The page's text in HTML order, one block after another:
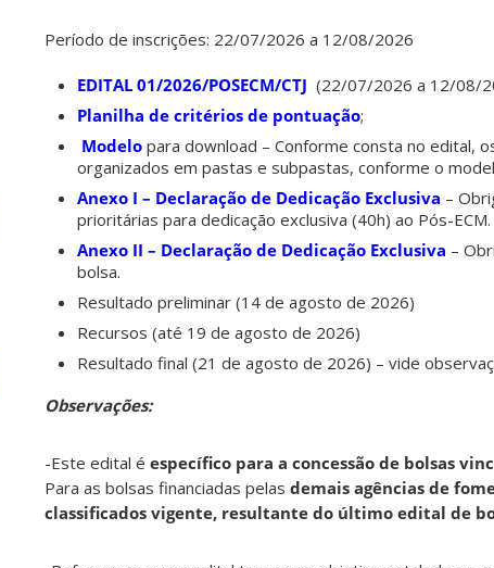
Período de inscrições: 22/07/2026 a 12/08/2026
EDITAL 01/2026/POSECM/CTJ (22/07/2026 a 12/08/
Planilha de critérios de pontuação;
Modelo para download – Conforme consta no edital,
organizados em pastas e subpastas, conforme o
Anexo I – Declaração de Dedicação Exclusiva –
prioritárias para dedicação exclusiva (40h) ao Pós-ECM.
Anexo II – Declaração de Dedicação Exclusiva –
bolsa.
Resultado preliminar (14 de agosto de 2026)
Recursos (até 19 de agosto de 2026)
Resultado final (21 de agosto de 2026) – vide
Observações:
-Este edital é específico para a concessão de bolsas
Para as bolsas financiadas pelas demais agências de
classificados vigente, resultante do último edital de